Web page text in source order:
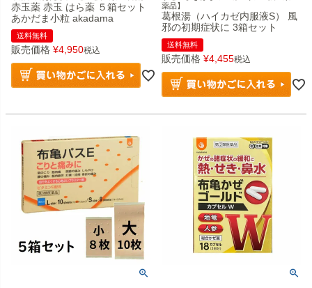
赤玉薬 赤玉 はら薬 ５箱セット
あかだま小粒 akadama
送料無料
販売価格 ¥4,950税込
薬品】
葛根湯（ハイカゼ内服液S） 風
邪の初期症状に 3箱セット
送料無料
販売価格 ¥4,455税込